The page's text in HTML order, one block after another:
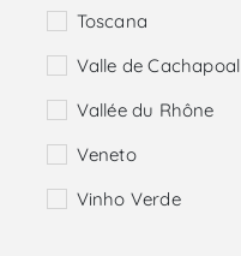
Toscana
Valle de Cachapoal
Vallée du Rhône
Veneto
Vinho Verde